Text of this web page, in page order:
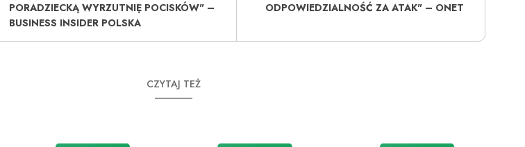
PORADZIECKĄ WYRZUTNIĘ POCISKÓW" –
BUSINESS INSIDER POLSKA
ODPOWIEDZIALNOŚĆ ZA ATAK" – ONET
CZYTAJ TEŻ